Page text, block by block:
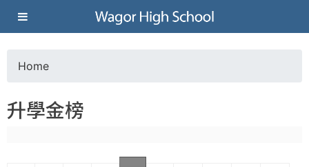
Jump to navigation
葳
格
高
o
Home
升學金榜